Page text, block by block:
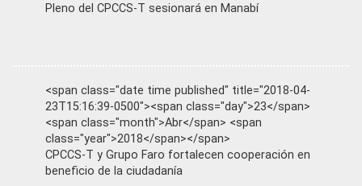
Pleno del CPCCS-T sesionará en Manabí
<span class="date time published" title="2018-04-
23T15:16:39-0500"><span class="day">23</span>
<span class="month">Abr</span> <span
class="year">2018</span></span>
CPCCS-T y Grupo Faro fortalecen cooperación en
beneficio de la ciudadanía